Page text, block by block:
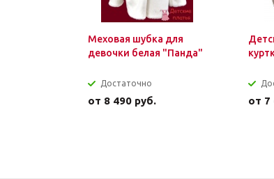
Меховая шубка для
девочки белая "Панда"
Достаточно
от 8 490 руб. от 7